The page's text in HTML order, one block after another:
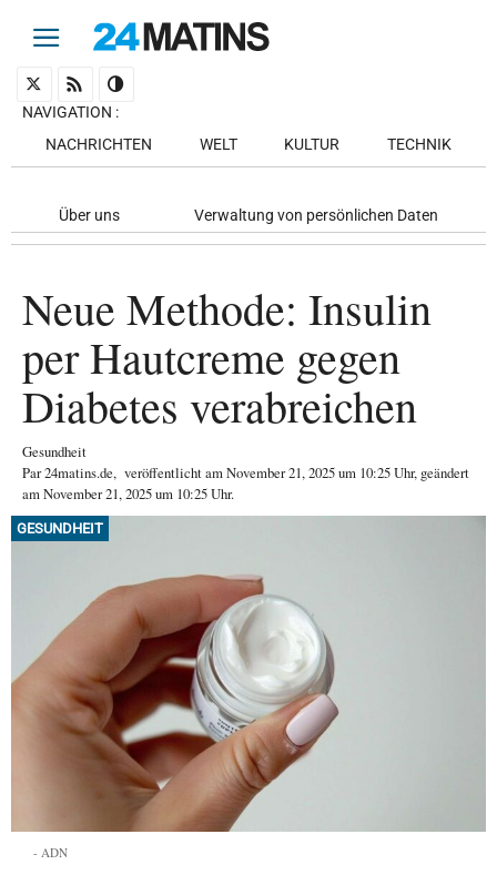
NAVIGATION :
NACHRICHTEN
WELT KULTUR TECHNIK
Über uns Verwaltung von persönlichen Daten
Neue Methode: Insulin
per Hautcreme gegen
Diabetes verabreichen
Gesundheit
Par24matins.de, veröffentlicht amNovember 21, 2025um 10:25 Uhr, geändert
am November 21, 2025 um 10:25 Uhr.
GESUNDHEIT
ADN